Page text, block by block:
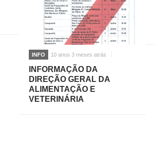
INFO 10 anos 3 meses atrás
INFORMAÇÃO DA
DIREÇÃO GERAL DA
ALIMENTAÇÃO E
VETERINÁRIA